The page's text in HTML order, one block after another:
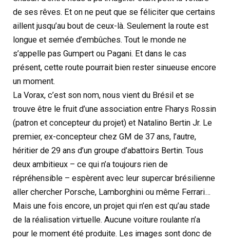
de ses rêves. Et on ne peut que se féliciter que certains
aillent jusqu’au bout de ceux-là. Seulement la route est
longue et semée d’embûches. Tout le monde ne
s’appelle pas Gumpert ou Pagani. Et dans le cas
présent, cette route pourrait bien rester sinueuse encore
un moment.
La Vorax, c’est son nom, nous vient du Brésil et se
trouve être le fruit d’une association entre Fharys Rossin
(patron et concepteur du projet) et Natalino Bertin Jr. Le
premier, ex-concepteur chez GM de 37 ans, l’autre,
héritier de 29 ans d’un groupe d’abattoirs Bertin. Tous
deux ambitieux – ce qui n’a toujours rien de
répréhensible – espèrent avec leur supercar brésilienne
aller chercher Porsche, Lamborghini ou même Ferrari…
Mais une fois encore, un projet qui n’en est qu’au stade
de la réalisation virtuelle. Aucune voiture roulante n’a
pour le moment été produite. Les images sont donc de